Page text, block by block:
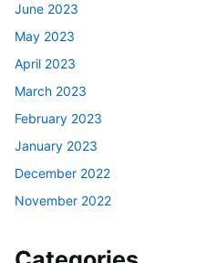
June 2023
May 2023
April 2023
March 2023
February 2023
January 2023
December 2022
November 2022